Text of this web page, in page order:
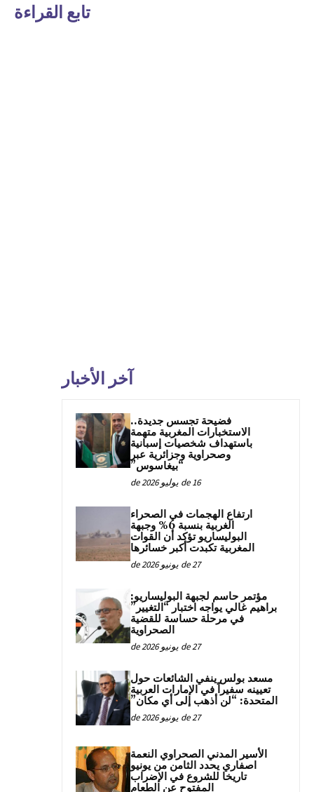
تابع القراءة
آخر الأخبار
فضيحة تجسس جديدة..
الاستخبارات المغربية متهمة
باستهداف شخصيات إسبانية
وصحراوية وجزائرية عبر
“بيغاسوس”
16 de يوليو de 2026
ارتفاع الهجمات في الصحراء
الغربية بنسبة 6% وجبهة
البوليساريو تؤكد أن القوات
المغربية تكبدت أكبر خسائرها
27 de يونيو de 2026
مؤتمر حاسم لجبهة البوليساريو:
براهيم غالي يواجه اختبار “التغيير”
في مرحلة حساسة للقضية
الصحراوية
27 de يونيو de 2026
مسعد بولس ينفي الشائعات حول
تعيينه سفيراً في الإمارات العربية
المتحدة: “لن أذهب إلى أي مكان”
27 de يونيو de 2026
الأسير المدني الصحراوي النعمة
اصفاري يحدد الثامن من يونيو
تاريخا للشروع في الإضراب
المفتوح عن الطعام